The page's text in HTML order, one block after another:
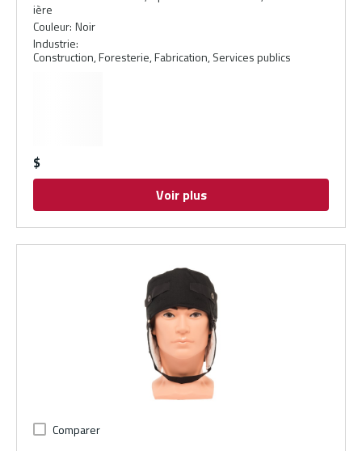
ière
Couleur: Noir
Industrie:
Construction, Foresterie, Fabrication, Services publics
$
Voir plus
Comparer